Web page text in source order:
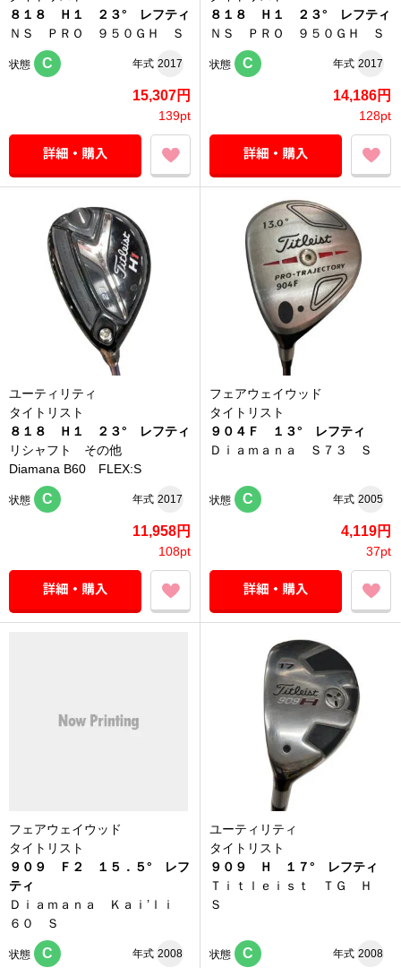
８１８ Ｈ１ ２３° レフティ
ＮＳ ＰＲＯ ９５０ＧＨ Ｓ
状態 C 年式 2017
15,307円
139pt
８１８ Ｈ１ ２３° レフティ
ＮＳ ＰＲＯ ９５０ＧＨ Ｓ
状態 C 年式 2017
14,186円
128pt
ユーティリティ
タイトリスト
８１８ Ｈ１ ２３° レフティ
リシャフト その他
Diamana B60 FLEX:S
状態 C 年式 2017
11,958円
108pt
フェアウェイウッド
タイトリスト
９０４Ｆ １３° レフティ
Ｄｉａｍａｎａ Ｓ７３ Ｓ
状態 C 年式 2005
4,119円
37pt
フェアウェイウッド
タイトリスト
９０９ Ｆ２ １５．５° レフ
ティ
Ｄｉａｍａｎａ Ｋａｉ’ｌｉ
６０ Ｓ
状態 C 年式 2008
ユーティリティ
タイトリスト
９０９ Ｈ １７° レフティ
Ｔｉｔｌｅｉｓｔ ＴＧ Ｈ
Ｓ
状態 C 年式 2008